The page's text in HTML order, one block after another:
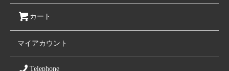
カート
マイアカウント
Telephone